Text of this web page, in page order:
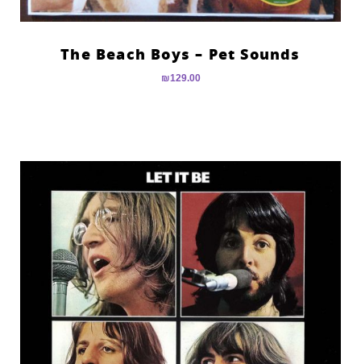
The Beach Boys – Pet Sounds
₪129.00